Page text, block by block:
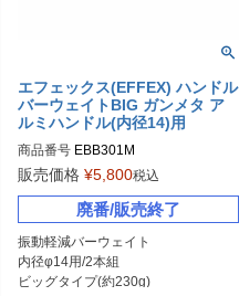
エフェックス(EFFEX) ハンドル
バーウェイトBIG ガンメタ ア
ルミハンドル(内径14)用
商品番号 EBB301M
販売価格 ¥5,800税込
廃番/販売終了
振動軽減バーウェイト
内径φ14用/2本組
ビッグタイプ(約230g)